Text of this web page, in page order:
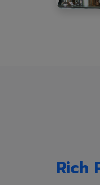
Rich